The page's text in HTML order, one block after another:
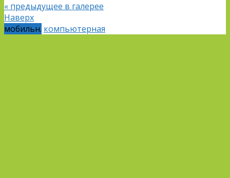
« предыдущее в галерее
Наверх
мобильн. компьютерная